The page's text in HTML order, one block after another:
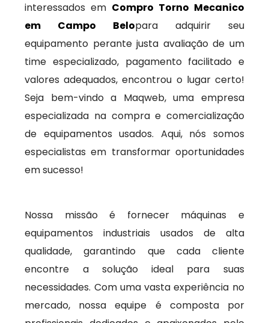
interessados em Compro Torno Mecanico
em Campo Belopara adquirir seu
equipamento perante justa avaliação de um
time especializado, pagamento facilitado e
valores adequados, encontrou o lugar certo!
Seja bem-vindo a Maqweb, uma empresa
especializada na compra e comercialização
de equipamentos usados. Aqui, nós somos
especialistas em transformar oportunidades
em sucesso!
Nossa missão é fornecer máquinas e
equipamentos industriais usados de alta
qualidade, garantindo que cada cliente
encontre a solução ideal para suas
necessidades. Com uma vasta experiência no
mercado, nossa equipe é composta por